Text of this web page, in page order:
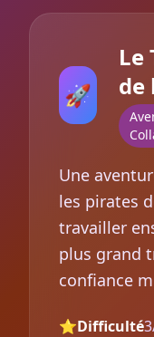
🚀
Le
de
Une
les pirates
travailler
plus grand
confiance
⭐Difficulté